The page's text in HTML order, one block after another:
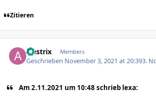
Zitieren
alestrix Members
Geschrieben November 3, 2021 at 20:393.
Am 2.11.2021 um 10:48 schrieb lexa: